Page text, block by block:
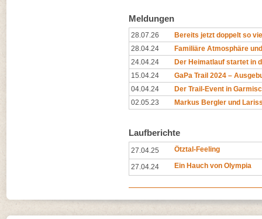
Meldungen
28.07.26
Bereits jetzt doppelt so
28.04.24
Familiäre Atmosphäre
24.04.24
Der Heimatlauf startet in
15.04.24
GaPa Trail 2024 –
04.04.24
Der Trail-Event in
02.05.23
Markus Bergler und
Laufberichte
27.04.25 Ötztal-Feeling
27.04.24 Ein Hauch von Olympia